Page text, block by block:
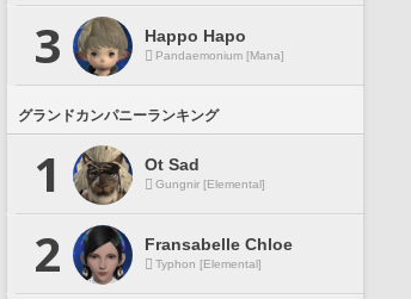
3 Happo Hapo
Pandaemonium [Mana]
グランドカンパニーランキング
1 Ot Sad
Gungnir [Elemental]
2 Fransabelle Chloe
Typhon [Elemental]